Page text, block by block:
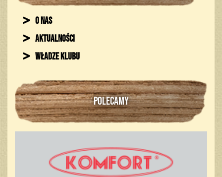
O nas
Aktualności
Władze klubu
POLECAMY